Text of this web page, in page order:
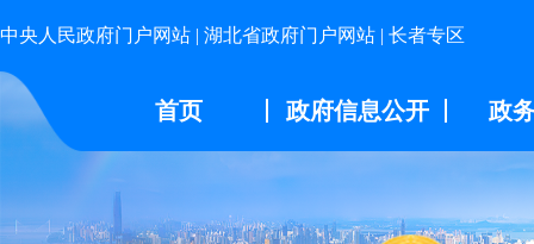
中央人民政府门户网站 | 湖北省政府门户网站 | 长者专区
首页 政府信息公开 政